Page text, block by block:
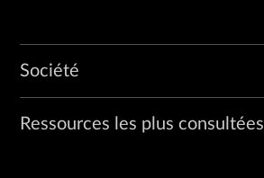
Société
Ressources les plus consultées